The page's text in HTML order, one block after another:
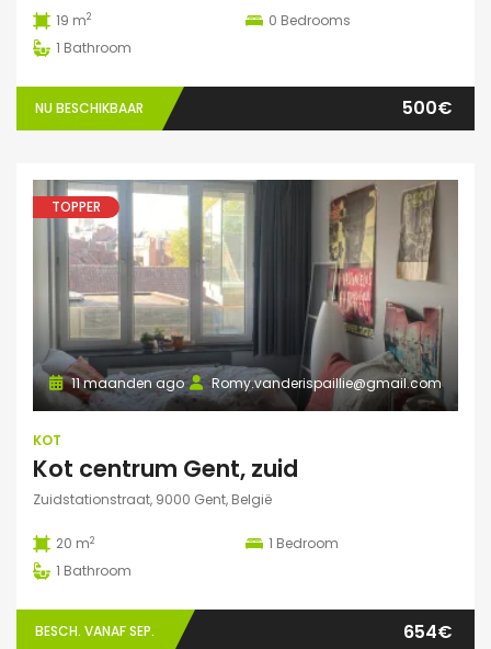
19 m2 0 Bedrooms
1 Bathroom
NU BESCHIKBAAR 500€
TOPPER
Romy.vanderispaillie@gmail.com
11 maanden ago
KOT
Kot centrum Gent, zuid
Zuidstationstraat, 9000 Gent, België
20 m2 1 Bedroom
1 Bathroom
BESCH. VANAF SEP. 654€